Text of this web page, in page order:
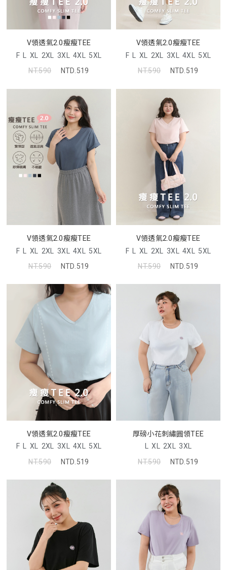
V領透氣2.0瘦瘦TEE
F L XL 2XL 3XL 4XL 5XL
NT.590
NTD.519
V領透氣2.0瘦瘦TEE
F L XL 2XL 3XL 4XL 5XL
NT.590
NTD.519
V領透氣2.0瘦瘦TEE
F L XL 2XL 3XL 4XL 5XL
NT.590
NTD.519
V領透氣2.0瘦瘦TEE
F L XL 2XL 3XL 4XL 5XL
NT.590
NTD.519
V領透氣2.0瘦瘦TEE
F L XL 2XL 3XL 4XL 5XL
NT.590
NTD.519
厚磅小花刺繡圓領TEE
L XL 2XL 3XL
NT.590
NTD.519